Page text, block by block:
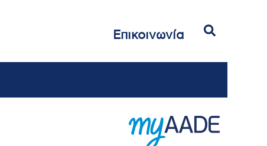
Επικοινωνία